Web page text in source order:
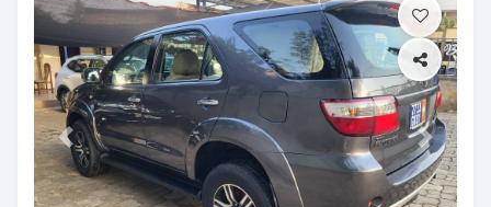
Previous Next